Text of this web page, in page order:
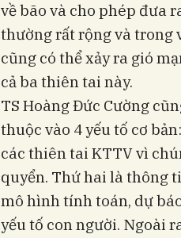
về bão và cho phép đưa
thường rất rộng và trong
cũng có thể xảy ra gió
cả ba thiên tai này.
TS Hoàng Đức Cường
thuộc vào 4 yếu tố cơ
các thiên tai KTTV vì
quyển. Thứ hai là thông
mô hình tính toán, dự
yếu tố con người. Ngoài